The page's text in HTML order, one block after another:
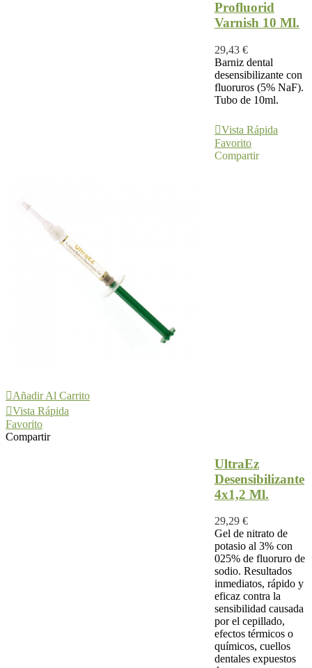
Profluorid
Varnish 10 Ml.
29,43 €
Barniz dental
desensibilizante con
fluoruros (5% NaF).
Tubo de 10ml.
Vista Rápida
Favorito
Compartir
Añadir Al Carrito
Vista Rápida
Favorito
Compartir
UltraEz
Desensibilizante
4x1,2 Ml.
29,29 €
Gel de nitrato de
potasio al 3% con
025% de fluoruro de
sodio. Resultados
inmediatos, rápido y
eficaz contra la
sensibilidad causada
por el cepillado,
efectos térmicos o
químicos, cuellos
dentales expuestos